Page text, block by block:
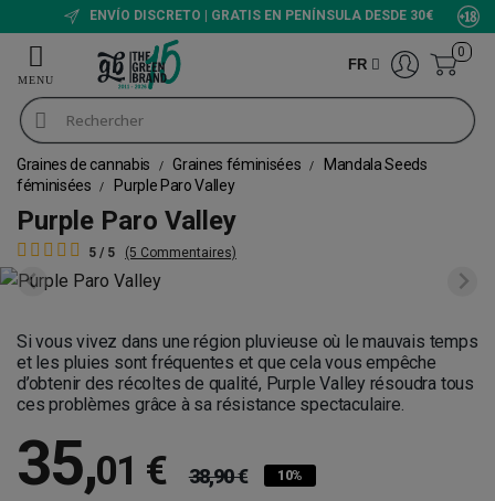
ENVÍO DISCRETO | GRATIS EN PENÍNSULA DESDE 30€
FR
0
Graines de cannabis Graines féminisées
Mandala Seeds
féminisées
Purple Paro Valley
Purple Paro Valley
5 / 5 (5 Commentaires)
Si vous vivez dans une région pluvieuse où le mauvais temps
et les pluies sont fréquentes et que cela vous empêche
d’obtenir des récoltes de qualité, Purple Valley résoudra tous
ces problèmes grâce à sa résistance spectaculaire.
35,01 € 38,90 € 10%